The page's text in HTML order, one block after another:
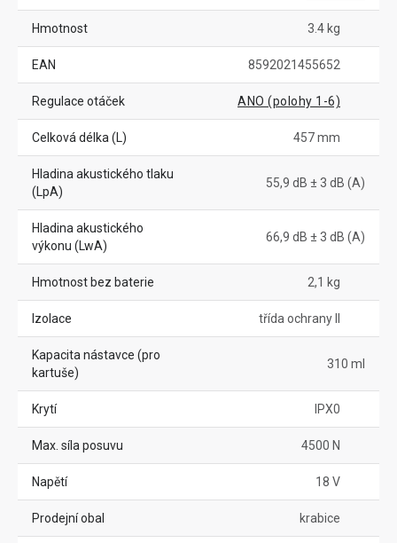
Hmotnost 3.4 kg
EAN 8592021455652
Regulace otáček ANO (polohy 1-6)
Celková délka (L) 457 mm
Hladina akustického tlaku
(LpA)
55,9 dB ± 3 dB (A)
Hladina akustického
výkonu (LwA)
66,9 dB ± 3 dB (A)
Hmotnost bez baterie 2,1 kg
Izolace třída ochrany II
Kapacita nástavce (pro
kartuše)
310 ml
Krytí IPX0
Max. síla posuvu 4500 N
Napětí 18 V
Prodejní obal krabice